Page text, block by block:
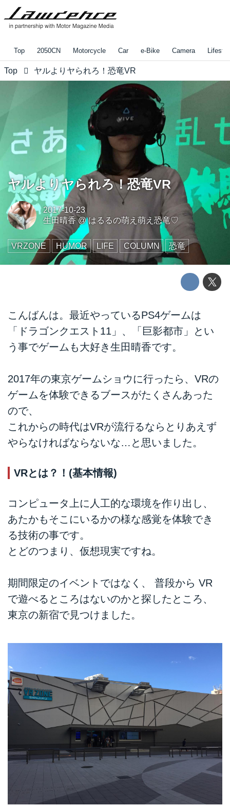
Top 2050CN Motorcycle Car e-Bike Camera
Top ヤルよりヤられろ！恐竜VR
ヤルよりヤられろ！恐竜VR
2017-10-23
生田晴香@はるるの萌え萌え恐竜♡
VRZONE HUMOR LIFE COLUMN 恐竜
こんばんは。最近やっているPS4ゲームは
「ドラゴンクエスト11」、「巨影都市」とい
う事でゲームも大好き生田晴香です。
2017年の東京ゲームショウに行ったら、VRの
ゲームを体験できるブースがたくさんあった
ので、
これからの時代はVRが流行るならとりあえず
やらなければならないな…と思いました。
VRとは？！(基本情報)
コンピュータ上に人工的な環境を作り出し、
あたかもそこにいるかの様な感覚を体験でき
る技術の事です。
とどのつまり、仮想現実ですね。
期間限定のイベントではなく、 普段から VR
で遊べるところはないのかと探したところ、
東京の新宿で見つけました。